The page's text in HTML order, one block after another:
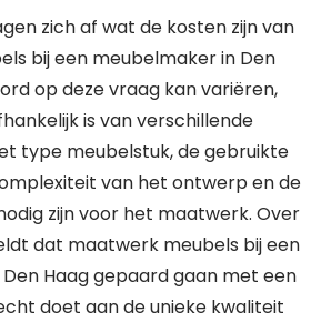
zich af wat de kosten zijn van
bij een meubelmaker in Den
op deze vraag kan variëren,
is van verschillende
type meubelstuk, de gebruikte
van het ontwerp en de
zijn voor het maatwerk. Over
dat maatwerk meubels bij een
Haag gepaard gaan met een
doet aan de unieke kwaliteit